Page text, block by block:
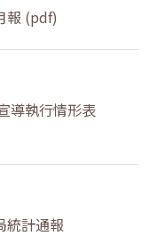
報 (pdf)
導執行情形表
統計通報